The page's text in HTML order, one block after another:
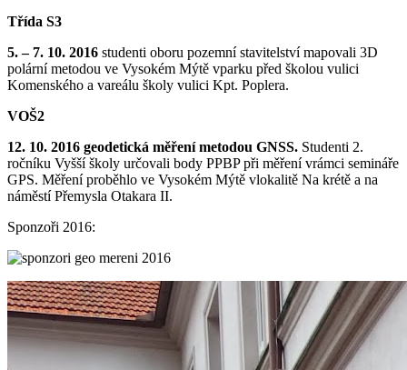
Třída S3
5. – 7. 10. 2016 studenti oboru pozemní stavitelství mapovali 3D
polární metodou ve Vysokém Mýtě vparku před školou vulici
Komenského a vareálu školy vulici Kpt. Poplera.
VOŠ2
12. 10. 2016 geodetická měření metodou GNSS. Studenti 2.
ročníku Vyšší školy určovali body PPBP při měření vrámci semináře
GPS. Měření proběhlo ve Vysokém Mýtě vlokalitě Na krétě a na
náměstí Přemysla Otakara II.
Sponzoři 2016: